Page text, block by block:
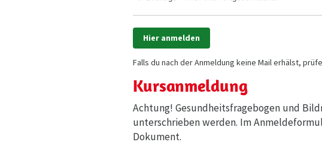
Hier anmelden
Falls du nach der Anmeldung keine Mail erhälst,
Kursanmeldung
Achtung! Gesundheitsfragebogen und
unterschrieben werden. Im
Dokument.